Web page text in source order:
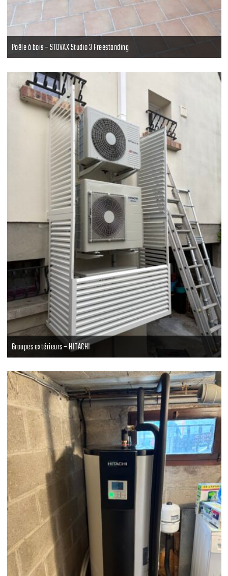
Poêle à bois – STOVAX Studio 3 Freestanding
Groupes extérieurs – HITACHI